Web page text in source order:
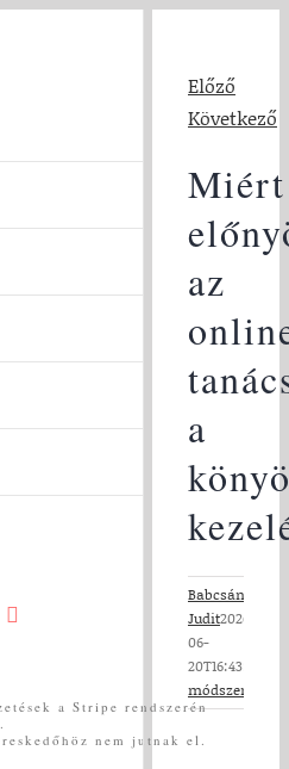
Messenger
a Stripe rendszerén
nem jutnak el.
Előző
Következő
Miért
az
a
Babcsányi
Judit2026-
06-
módszerek